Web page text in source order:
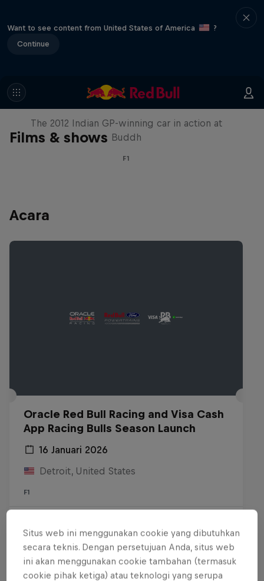
Want to see content from United States of America
?
Continue
Films & shows
F1 Car Returns to India
The 2012 Indian GP-winning car in action at
Buddh
F1
Acara
Oracle Red Bull Racing and Visa Cash
App Racing Bulls Season Launch
16 Januari 2026
Detroit, United States
F1
Situs web ini menggunakan cookie yang dibutuhkan
secara teknis. Dengan persetujuan Anda, situs web
ini akan menggunakan cookie tambahan (termasuk
cookie pihak ketiga) atau teknologi yang serupa